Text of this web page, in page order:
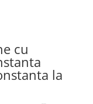
cu
la